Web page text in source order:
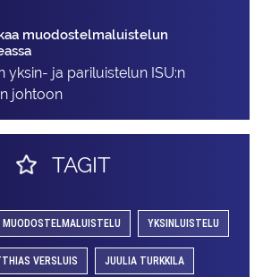
muodostelmaluistelun
yksin- ja pariluistelun ISU:n
johtoon
TAGIT
MUODOSTELMALUISTELU YKSINLUISTELU
VERSLUIS JUULIA TURKKILA